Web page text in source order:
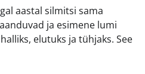
aastal silmitsi sama
ja esimene lumi
elutuks ja tühjaks. See